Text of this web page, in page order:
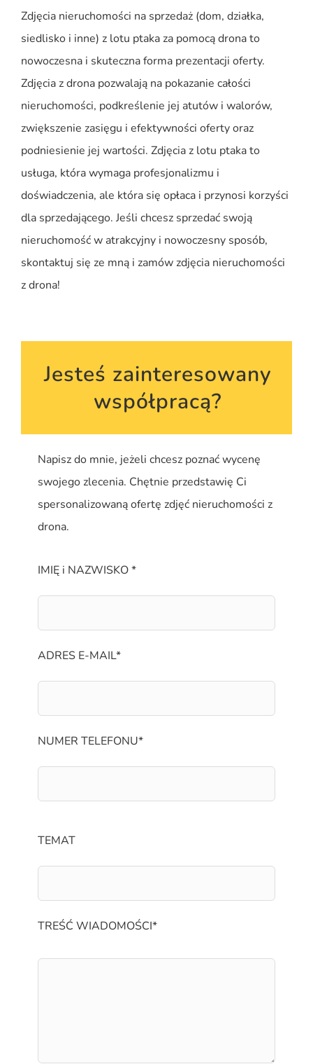
Zdjęcia nieruchomości na sprzedaż (dom, działka,
siedlisko i inne) z lotu ptaka za pomocą drona to
nowoczesna i skuteczna forma prezentacji oferty.
Zdjęcia z drona pozwalają na pokazanie całości
nieruchomości, podkreślenie jej atutów i walorów,
zwiększenie zasięgu i efektywności oferty oraz
podniesienie jej wartości. Zdjęcia z lotu ptaka to
usługa, która wymaga profesjonalizmu i
doświadczenia, ale która się opłaca i przynosi korzyści
dla sprzedającego. Jeśli chcesz sprzedać swoją
nieruchomość w atrakcyjny i nowoczesny sposób,
skontaktuj się ze mną i zamów zdjęcia nieruchomości
z drona!
Jesteś zainteresowany
współpracą?
Napisz do mnie, jeżeli chcesz poznać wycenę
swojego zlecenia. Chętnie przedstawię Ci
spersonalizowaną ofertę zdjęć nieruchomości z
drona.
IMIĘ i NAZWISKO *
ADRES E-MAIL*
NUMER TELEFONU*
TEMAT
TREŚĆ WIADOMOŚCI*